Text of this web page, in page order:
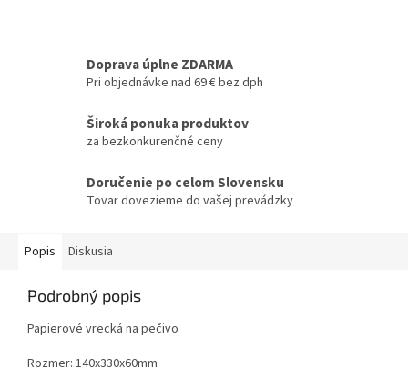
Doprava úplne ZDARMA
Pri objednávke nad 69 € bez dph
Široká ponuka produktov
za bezkonkurenčné ceny
Doručenie po celom Slovensku
Tovar dovezieme do vašej prevádzky
Popis Diskusia
Podrobný popis
Papierové vrecká na pečivo
Rozmer: 140x330x60mm